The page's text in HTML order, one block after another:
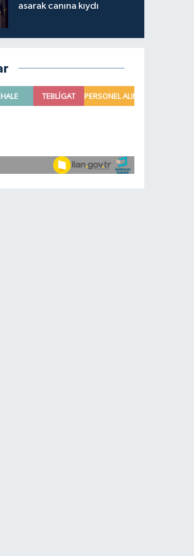
asarak canına kıydı